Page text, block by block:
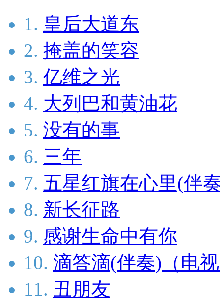
1. 皇后大道东
2. 掩盖的笑容
3. 亿维之光
4. 大列巴和黄油花
5. 没有的事
6. 三年
7. 五星红旗在心里(伴
8. 新长征路
9. 感谢生命中有你
10. 滴答滴(伴奏)（电
11. 丑朋友